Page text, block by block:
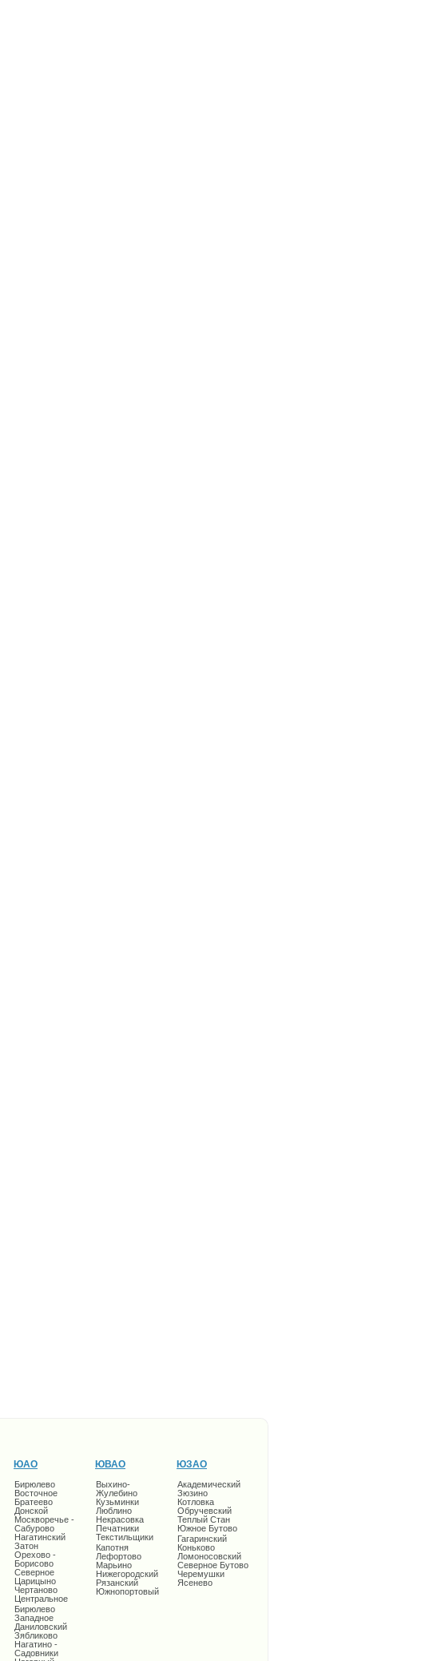
ЮАО
Бирюлево
Восточное
Братеево
Донской
Москворечье -
Сабурово
Нагатинский
Затон
Орехово -
Борисово
Северное
Царицыно
Чертаново
Центральное
Бирюлево
Западное
Даниловский
Зябликово
Нагатино -
Садовники
ЮВАО
Выхино-
Жулебино
Кузьминки
Люблино
Некрасовка
Печатники
Текстильщики
Капотня
Лефортово
Марьино
Нижегородский
Рязанский
Южнопортовый
ЮЗАО
Академический
Зюзино
Котловка
Обручевский
Теплый Стан
Южное Бутово
Гагаринский
Коньково
Ломоносовский
Северное Бутово
Черемушки
Ясенево